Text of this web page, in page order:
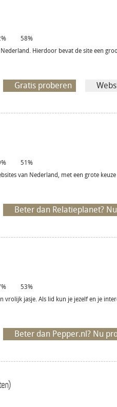
58%
Hierdoor bevat de site een
Gratis proberen
51%
van Nederland, met een grote
Beter dan Relatieplanet?
53%
vrolijk jasje. Als lid kun je jezelf en je
Beter dan Pepper.nl? Nu